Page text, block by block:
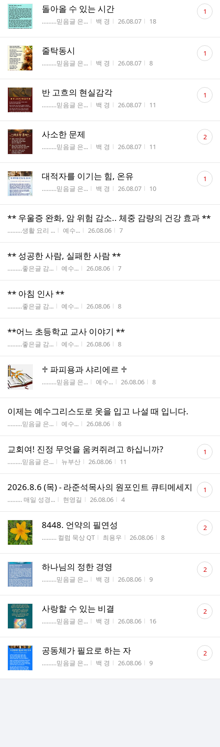
돌아올 수 있는 시간
게시판명
………믿음글 은... 작성자
백 경 작성시간
26.08.07 조회수
18
댓
글 1
줄탁동시
게시판명
………믿음글 은... 작성자
백 경 작성시간
26.08.07 조회수
8
댓
글 1
반 고흐의 현실감각
게시판명
………믿음글 은... 작성자
백 경 작성시간
26.08.07 조회수
11
댓
글 1
사소한 문제
게시판명
………믿음글 은... 작성자
백 경 작성시간
26.08.07 조회수
11
댓
글 2
대적자를 이기는 힘, 온유
게시판명
………믿음글 은... 작성자
백 경 작성시간
26.08.07 조회수
10
댓
글 1
** 우울증 완화, 암 위험 감소.. 체중 감량의 건강 효과 **
게시판명
………생활 요리 ... 작성자
예수... 작성시간
26.08.06 조회수
7
** 성공한 사람, 실패한 사람 **
게시판명
………좋은글 감... 작성자
예수... 작성시간
26.08.06 조회수
7
** 아침 인사 **
게시판명
………좋은글 감... 작성자
예수... 작성시간
26.08.06 조회수
8
**어느 초등학교 교사 이야기 **
게시판명
………좋은글 감... 작성자
예수... 작성시간
26.08.06 조회수
8
♱ 파피용과 샤리에르 ♱
게시판명
………믿음글 은... 작성자
예수... 작성시간
26.08.06 조회수
8
이제는 예수그리스도로 옷을 입고 나설 때 입니다.
게시판명
………믿음글 은... 작성자
예수... 작성시간
26.08.06 조회수
8
교회여! 진정 무엇을 움켜쥐려고 하십니까?
게시판명
………믿음글 은... 작성자
뉴부산 작성시간
26.08.06 조회수
11
댓
글 1
2026.8.6 (목) - 라준석목사의 원포인트 큐티메세지
게시판명
……… 매일 성경... 작성자
현영길 작성시간
26.08.06 조회수
4
댓
글 1
8448. 언약의 필연성
게시판명
……… 컬럼 묵상 QT 작성자
최용우 작성시간
26.08.06 조회수
8
댓
글 2
하나님의 정한 경영
게시판명
………믿음글 은... 작성자
백 경 작성시간
26.08.06 조회수
9
댓
글 2
사랑할 수 있는 비결
게시판명
………믿음글 은... 작성자
백 경 작성시간
26.08.06 조회수
16
댓
글 2
공동체가 필요로 하는 자
게시판명
………믿음글 은... 작성자
백 경 작성시간
26.08.06 조회수
9
댓
글 2